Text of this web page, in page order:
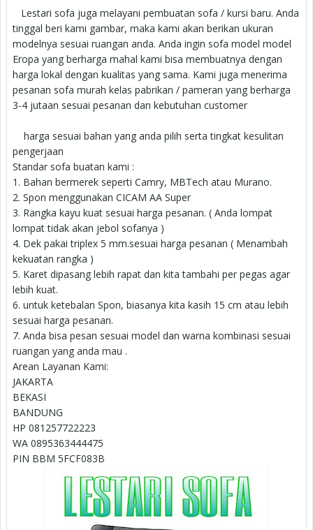
Lestari sofa juga melayani pembuatan sofa / kursi baru. Anda
tinggal beri kami gambar, maka kami akan berikan ukuran
modelnya sesuai ruangan anda. Anda ingin sofa model model
Eropa yang berharga mahal kami bisa membuatnya dengan
harga lokal dengan kualitas yang sama. Kami juga menerima
pesanan sofa murah kelas pabrikan / pameran yang berharga
3-4 jutaan sesuai pesanan dan kebutuhan customer
harga sesuai bahan yang anda pilih serta tingkat kesulitan
pengerjaan
Standar sofa buatan kami :
1. Bahan bermerek seperti Camry, MBTech atau Murano.
2. Spon menggunakan CICAM AA Super
3. Rangka kayu kuat sesuai harga pesanan. ( Anda lompat
lompat tidak akan jebol sofanya )
4. Dek pakai triplex 5 mm.sesuai harga pesanan ( Menambah
kekuatan rangka )
5. Karet dipasang lebih rapat dan kita tambahi per pegas agar
lebih kuat.
6. untuk ketebalan Spon, biasanya kita kasih 15 cm atau lebih
sesuai harga pesanan.
7. Anda bisa pesan sesuai model dan warna kombinasi sesuai
ruangan yang anda mau .
Arean Layanan Kami:
JAKARTA
BEKASI
BANDUNG
HP 081257722223
WA 0895363444475
PIN BBM 5FCF083B